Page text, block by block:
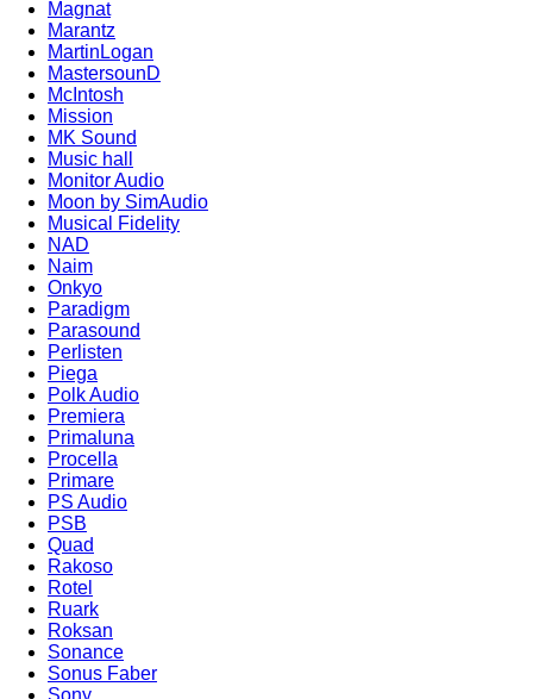
Magnat
Marantz
MartinLogan
MastersounD
McIntosh
Mission
MK Sound
Music hall
Monitor Audio
Moon by SimAudio
Musical Fidelity
NAD
Naim
Onkyo
Paradigm
Parasound
Perlisten
Piega
Polk Audio
Premiera
Primaluna
Procella
Primare
PS Audio
PSB
Quad
Rakoso
Rotel
Ruark
Roksan
Sonance
Sonus Faber
Sony